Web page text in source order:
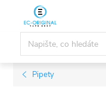
obsah
Pipety